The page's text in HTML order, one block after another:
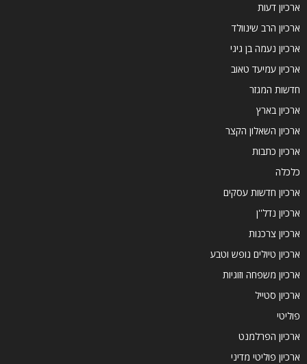
ארכיון דעות
ארכיון הרב שינוולד
ארכיון נעמה בן גיגי
ארכיון עמיעד טאוב
חדשות המגזר
ארכיון בארץ
ארכיון השאלון הקצר
ארכיון כתבות
כלכלה
ארכיון חדשות עסקים
ארכיון נדל''ן
ארכיון צרכנות
ארכיון טיולים נופש וטבע
ארכיון משפחה וזוגיות
ארכיון סטייל
פוליטי
ארכיון הפרלמנט
ארכיון פוליטי מדיני